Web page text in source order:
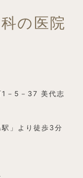
の医院
1－5－37 美代志
」より徒歩3分